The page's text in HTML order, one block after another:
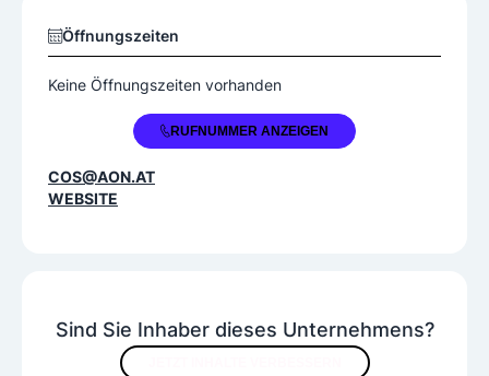
Sind Sie Inhaber dieses Unternehmens?
Öffnungszeiten
Keine Öffnungszeiten vorhanden
+43 676 5206932RUFNUMMER ANZEIGEN
COS@AON.AT
WEBSITE